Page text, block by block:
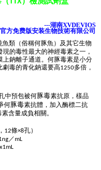
（TTX）
---湖南XVDEVIOS
官方免费版安装生物技術有限公司
魚類 （俗稱何豚魚）及其它生物
的毒性最大的神經毒素之一，
上鈉離子通道。何豚毒素是小分
劇毒的青化鈉還要高1250多倍，
中預包被何豚毒素抗原，樣品
何豚毒素抗體，加入酶標二抗
含量成負相關。
12條×8孔）
／mL